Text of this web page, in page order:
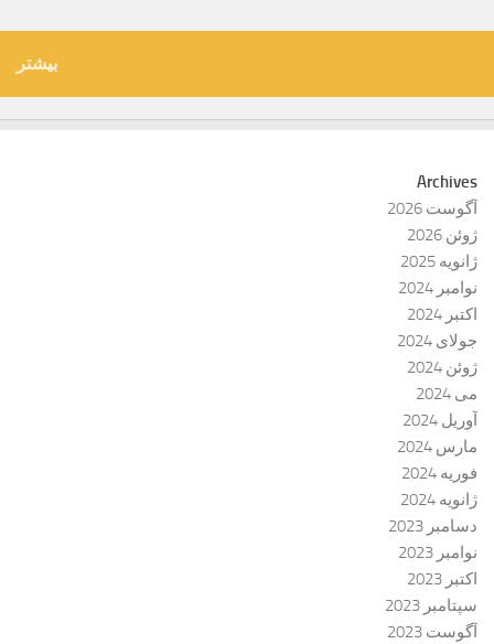
بیشتر
Archives
آگوست 2026
ژوئن 2026
ژانویه 2025
نوامبر 2024
اکتبر 2024
جولای 2024
ژوئن 2024
می 2024
آوریل 2024
مارس 2024
فوریه 2024
ژانویه 2024
دسامبر 2023
نوامبر 2023
اکتبر 2023
سپتامبر 2023
آگوست 2023